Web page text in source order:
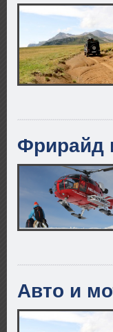
Фрирайд
Авто и